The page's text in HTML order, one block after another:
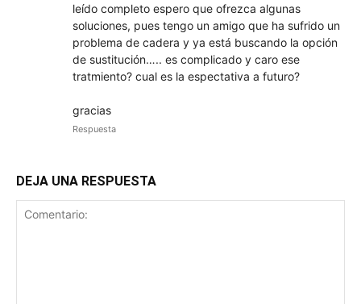
leído completo espero que ofrezca algunas
soluciones, pues tengo un amigo que ha sufrido un
problema de cadera y ya está buscando la opción
de sustitución….. es complicado y caro ese
tratmiento? cual es la espectativa a futuro?
gracias
Respuesta
DEJA UNA RESPUESTA